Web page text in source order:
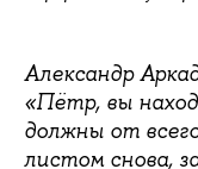
Александр
«Пётр, вы
должны от
листом снова,